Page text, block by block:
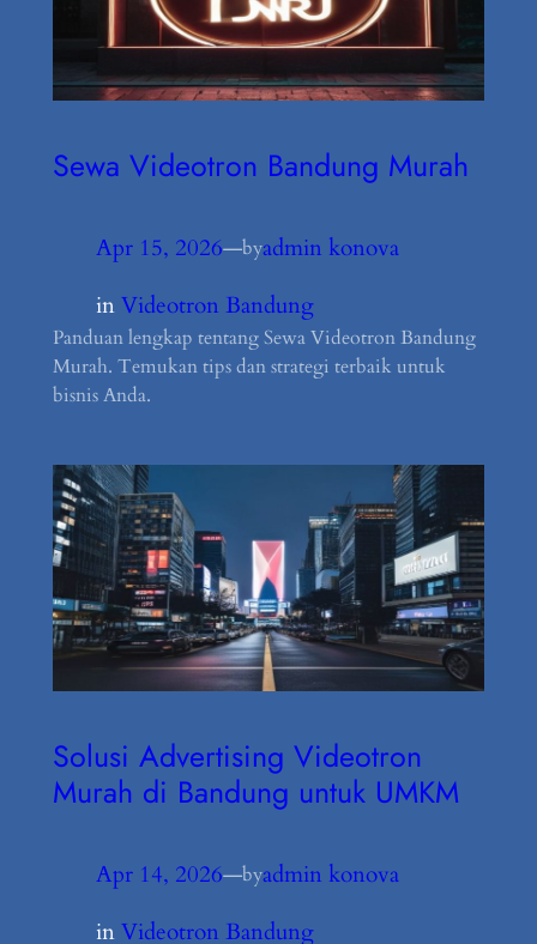
Sewa Videotron Bandung Murah
Apr 15, 2026—byadmin konova
inVideotron Bandung
Panduan lengkap tentang Sewa Videotron Bandung
Murah. Temukan tips dan strategi terbaik untuk
bisnis Anda.
Solusi Advertising Videotron
Murah di Bandung untuk UMKM
Apr 14, 2026—byadmin konova
inVideotron Bandung